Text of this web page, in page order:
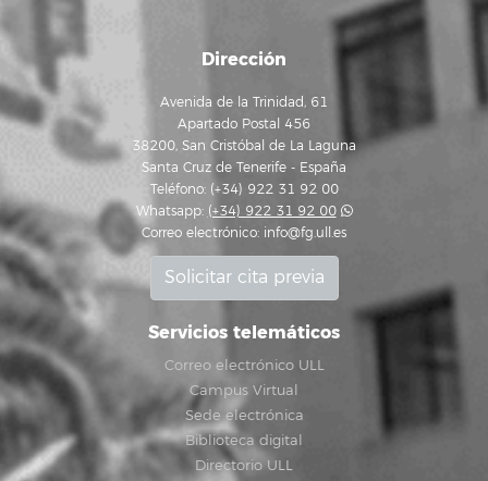
Dirección
Avenida de la Trinidad, 61
Apartado Postal 456
38200, San Cristóbal de La Laguna
Santa Cruz de Tenerife - España
Teléfono: (+34) 922 31 92 00
Whatsapp: (+34) 922 31 92 00
Correo electrónico: info@fg.ull.es
Solicitar cita previa
Servicios telemáticos
Correo electrónico ULL
Campus Virtual
Sede electrónica
Biblioteca digital
Directorio ULL